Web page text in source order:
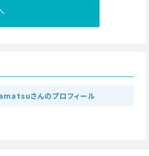
さんのプロフィール